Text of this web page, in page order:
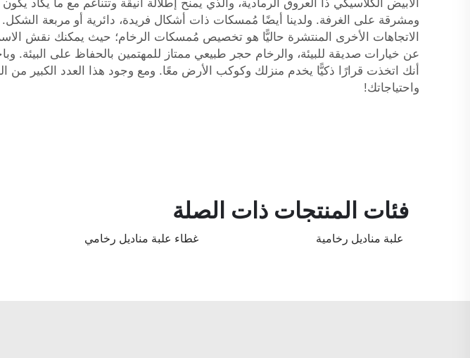
الأبيض الكلاسيكي ذا العروق الرمادية، والذي يمنح إطلالة أنيقة وتتناغم مع ما
ومشرقة على الغرفة. ولدينا أيضًا مُمسكات ذات أشكال فريدة، دائرية أو مربعة
الاتجاهات الأخرى المنتشرة حاليًّا هو تخصيص مُمسكات الرخام؛ حيث يمكنك نقش
عن خيارات صديقة للبيئة، والرخام حجر طبيعي ممتاز للمهتمين بالحفاظ على البيئة.
واحتياجاتك!
فئات المنتجات ذات الصلة
علبة مناديل رخامية غطاء علبة مناديل رخامي